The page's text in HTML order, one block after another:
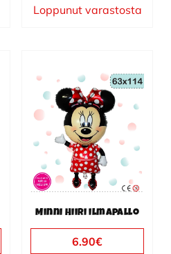
Loppunut varastosta
Minni Hiiri ilmapallo
6.90€